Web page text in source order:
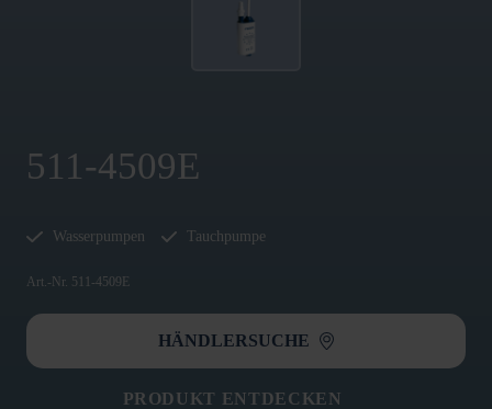
511-4509E
Wasserpumpen Tauchpumpe
Art.-Nr. 511-4509E
HÄNDLERSUCHE
PRODUKT ENTDECKEN